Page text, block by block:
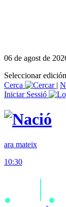
06 de agost de
Seleccionar
Cerca
|
Iniciar Sessió
ara mateix
10:30